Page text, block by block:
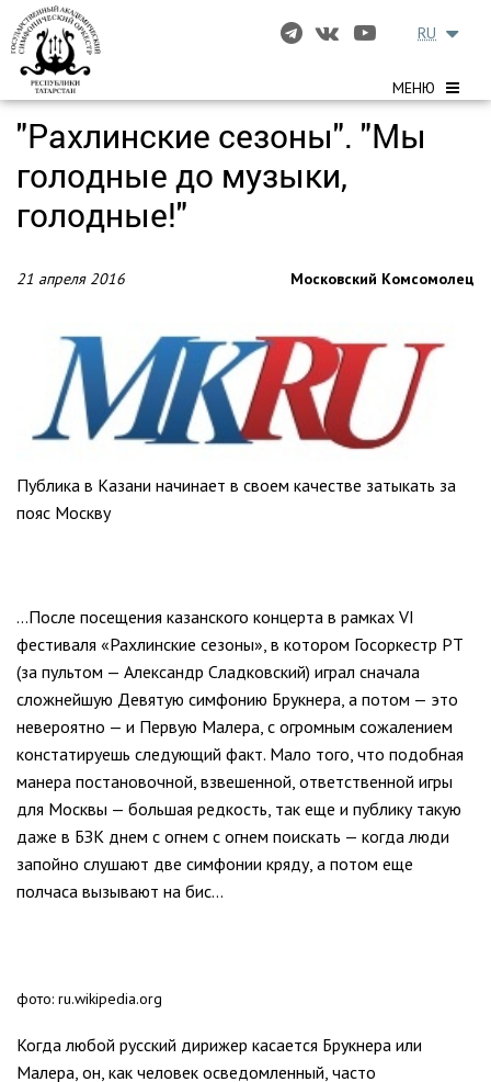
МЕНЮ
RU
"Рахлинские сезоны". "Мы
голодные до музыки,
голодные!"
21 апреля 2016 Московский Комсомолец
Публика в Казани начинает в своем качестве затыкать за
пояс Москву
...После посещения казанского концерта в рамках VI
фестиваля «Рахлинские сезоны», в котором Госоркестр РТ
(за пультом — Александр Сладковский) играл сначала
сложнейшую Девятую симфонию Брукнера, а потом — это
невероятно — и Первую Малера, с огромным сожалением
констатируешь следующий факт. Мало того, что подобная
манера постановочной, взвешенной, ответственной игры
для Москвы — большая редкость, так еще и публику такую
даже в БЗК днем с огнем с огнем поискать — когда люди
запойно слушают две симфонии кряду, а потом еще
полчаса вызывают на бис...
фото: ru.wikipedia.org
Когда любой русский дирижер касается Брукнера или
Малера, он, как человек осведомленный, часто